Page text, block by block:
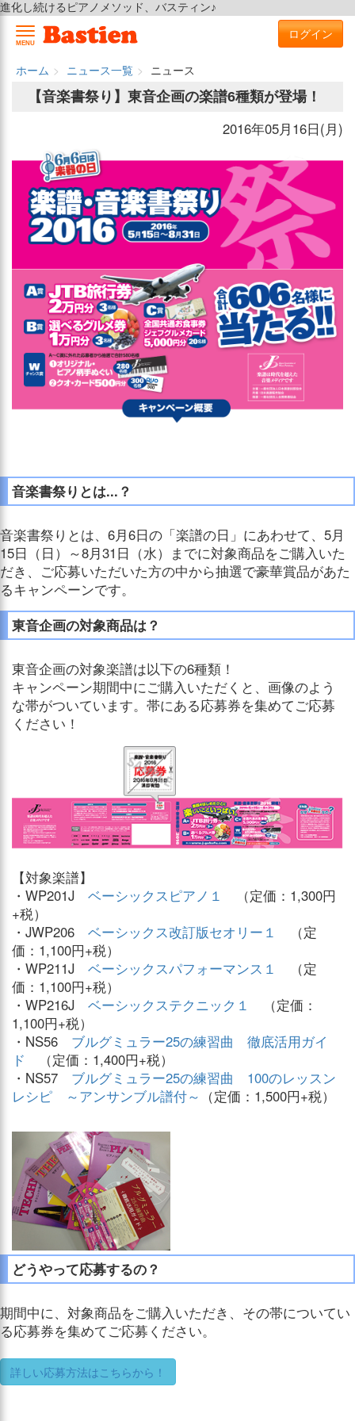
進化し続けるピアノメソッド、バスティン♪
MENU
ログイン
ホーム ニュース一覧
ニュース
【音楽書祭り】東音企画の楽譜6種類が登場！
2016年05月16日(月)
音楽書祭りとは...？
音楽書祭りとは、6月6日の「楽譜の日」にあわせて、5月
15日（日）～8月31日（水）までに対象商品をご購入いた
だき、ご応募いただいた方の中から抽選で豪華賞品があた
るキャンペーンです。
東音企画の対象商品は？
東音企画の対象楽譜は以下の6種類！
キャンペーン期間中にご購入いただくと、画像のよう
な帯がついています。帯にある応募券を集めてご応募
ください！
【対象楽譜】
・WP201J ベーシックスピアノ１
（定価：1,300円
+税）
・JWP206 ベーシックス改訂版セオリー１
（定
価：1,100円+税）
・WP211J ベーシックスパフォーマンス１
（定
価：1,100円+税）
・WP216J ベーシックステクニック１
（定価：
1,100円+税）
・NS56 ブルグミュラー25の練習曲 徹底活用ガイ
ド （定価：1,400円+税）
・NS57 ブルグミュラー25の練習曲 100のレッスン
レシピ ～アンサンブル譜付～ （定価：1,500円+税）
どうやって応募するの？
期間中に、対象商品をご購入いただき、その帯についてい
る応募券を集めてご応募ください。
詳しい応募方法はこちらから！